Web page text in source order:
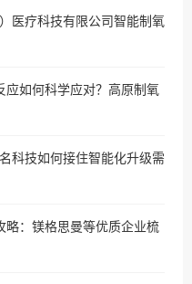
医疗科技有限公司智能制氧
如何科学应对？高原制氧
科技如何接住智能化升级需
略：镁格思曼等优质企业梳